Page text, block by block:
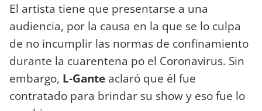
El artista tiene que presentarse a una
audiencia, por la causa en la que se lo culpa
de no incumplir las normas de confinamiento
durante la cuarentena po el Coronavirus. Sin
embargo, L-Gante aclaró que él fue
contratado para brindar su show y eso fue lo